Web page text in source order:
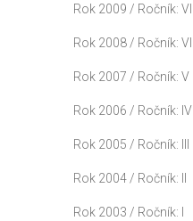
Rok 2009 / Ročník: VII
Rok 2008 / Ročník: VI
Rok 2007 / Ročník: V
Rok 2006 / Ročník: IV
Rok 2005 / Ročník: III
Rok 2004 / Ročník: II
Rok 2003 / Ročník: I